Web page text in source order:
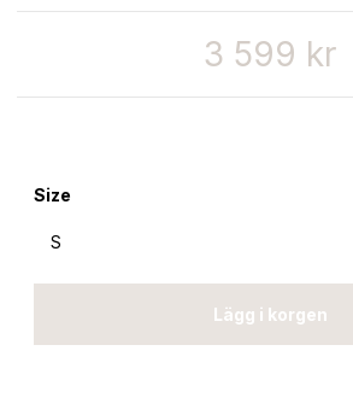
3 599 kr
Size
Lägg i korgen